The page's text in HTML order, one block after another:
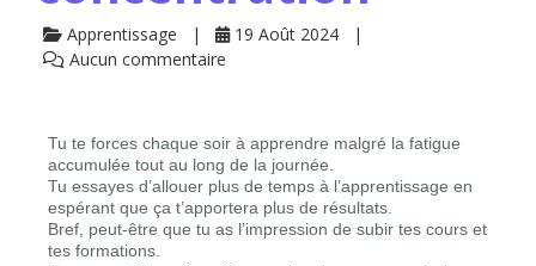
Apprentissage
19 Août 2024
Aucun commentaire
Tu te forces chaque soir à apprendre malgré la fatigue
accumulée tout au long de la journée.
Tu essayes d’allouer plus de temps à l’apprentissage en
espérant que ça t’apportera plus de résultats.
Bref, peut-être que tu as l’impression de subir tes cours et
tes formations.